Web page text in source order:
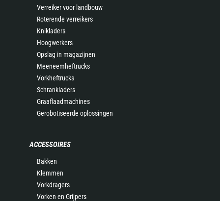
Verreiker voor landbouw
Roterende verreikers
Knikladers
Hoogwerkers
Opslag in magazijnen
Meeneemheftrucks
Vorkheftrucks
Schrankladers
Graaflaadmachines
Gerobotiseerde oplossingen
ACCESSOIRES
Bakken
Klemmen
Vorkdragers
Vorken en Grijpers